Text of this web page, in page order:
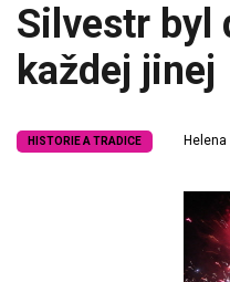
Silvestr byl
každej jinej
HISTORIE A TRADICE